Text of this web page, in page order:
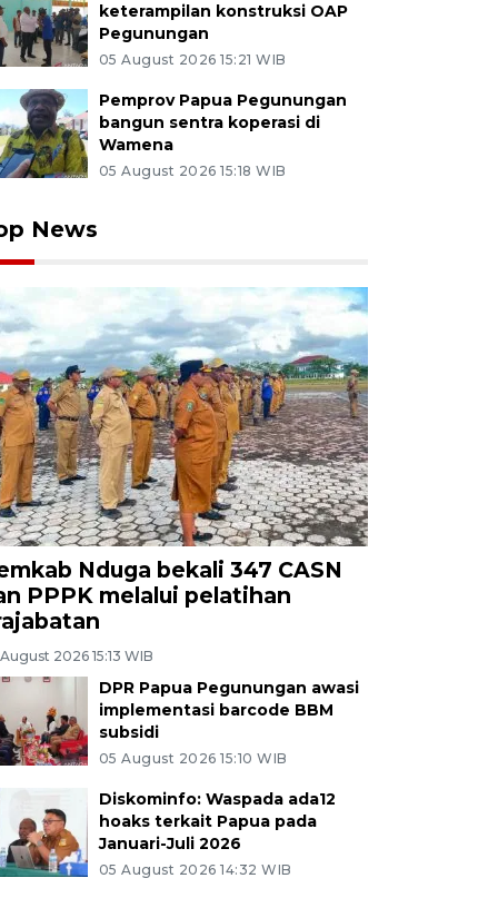
keterampilan konstruksi OAP
Pegunungan
05 August 2026 15:21 WIB
Pemprov Papua Pegunungan
bangun sentra koperasi di
Wamena
05 August 2026 15:18 WIB
News
Nduga bekali 347 CASN
PPPK melalui pelatihan
2026 15:13 WIB
DPR Papua Pegunungan awasi
implementasi barcode BBM
subsidi
05 August 2026 15:10 WIB
Diskominfo: Waspada ada12
hoaks terkait Papua pada
Januari-Juli 2026
05 August 2026 14:32 WIB